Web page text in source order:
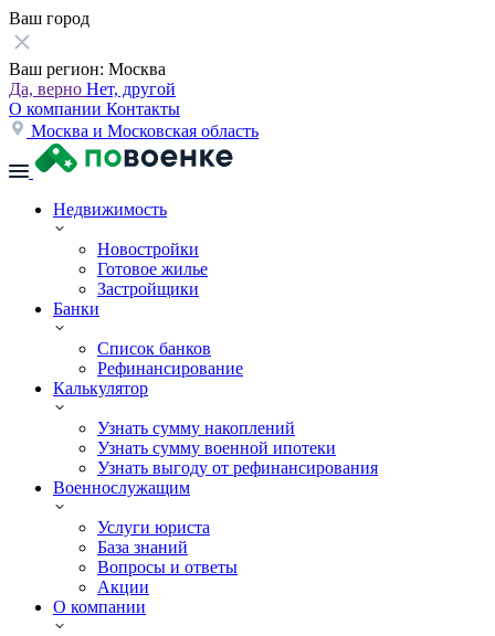
Ваш город
Ваш регион: Москва
Да, верно Нет, другой
О компании Контакты
Москва и Московская область
Недвижимость
Новостройки
Готовое жилье
Застройщики
Банки
Список банков
Рефинансирование
Калькулятор
Узнать сумму накоплений
Узнать сумму военной ипотеки
Узнать выгоду от рефинансирования
Военнослужащим
Услуги юриста
База знаний
Вопросы и ответы
Акции
О компании